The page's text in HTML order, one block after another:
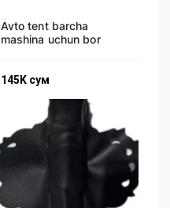
Avto tent barcha
mashina uchun bor
145K сум